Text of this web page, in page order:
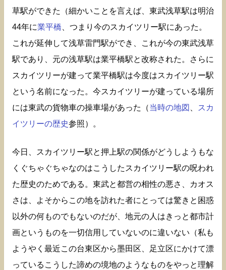
草駅ができた（細かいことを言えば、東武浅草駅は明治
44年に業平橋 、つまり今のスカイツリー駅にあった。
これが延伸して浅草雷門駅ができ、これが今の東武浅草
駅であり、元の浅草駅は業平橋駅と改称された。さらに
スカイツリーが建って業平橋駅は今度はスカイツリー駅
という名前になった。今スカイツリーが建っている場所
には東武の貨物車の操車場があった（当時の地図
スカ
イツリーの歴史参照）。
今日、スカイツリー駅と押上駅の関係がどうしようもな
くぐちゃぐちゃなのはこうしたスカイツリー駅の呪われ
た歴史のためである。東武と都営の相性の悪さ、カオス
さは、よそからこの地を訪れた者にとっては驚きと困惑
以外の何ものでもないのだが、地元の人はきっと都市計
画というものを一切信用していないのに違いない（私も
ようやく最近この台東区から墨田区、足立区にかけて漂
っているこうした諦めの境地のようなものをやっと理解